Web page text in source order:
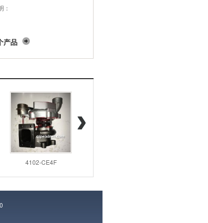
：
产品
4102-CE4F